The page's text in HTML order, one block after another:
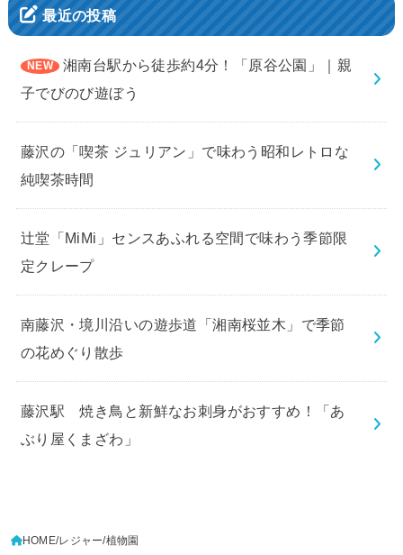
最近の投稿
湘南台駅から徒歩約4分！「原谷公園」｜親
子でびのび遊ぼう
藤沢の「喫茶 ジュリアン」で味わう昭和レトロな
純喫茶時間
辻堂「MiMi」センスあふれる空間で味わう季節限
定クレープ
南藤沢・境川沿いの遊歩道「湘南桜並木」で季節
の花めぐり散歩
藤沢駅 焼き鳥と新鮮なお刺身がおすすめ！「あ
ぶり屋くまざわ」
HOME レジャー 植物園